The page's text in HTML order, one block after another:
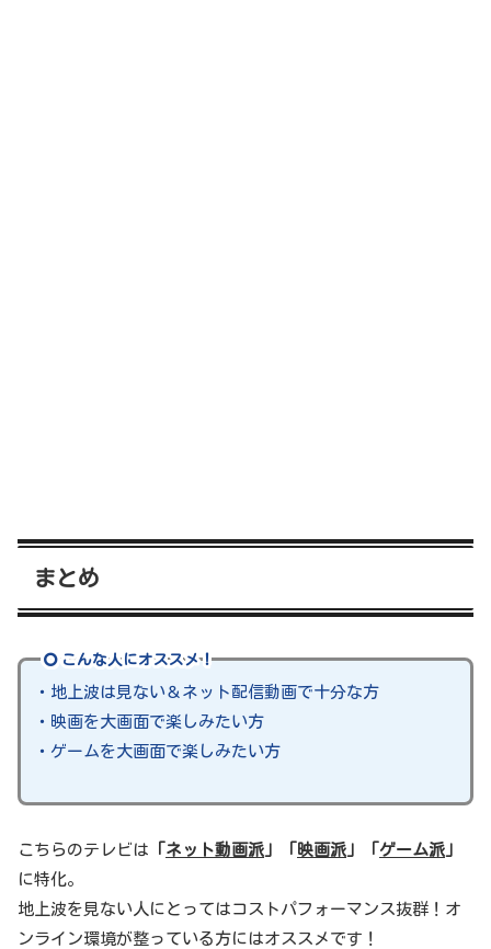
まとめ
こんな人にオススメ！
・地上波は見ない＆ネット配信動画で十分な方
・映画を大画面で楽しみたい方
・ゲームを大画面で楽しみたい方
こちらのテレビは 「 ネット動画派 」「 映画派 」「 ゲーム派
に特化。
地上波を見ない人にとってはコストパフォーマンス抜群！オ
ンライン環境が整っている方にはオススメです！